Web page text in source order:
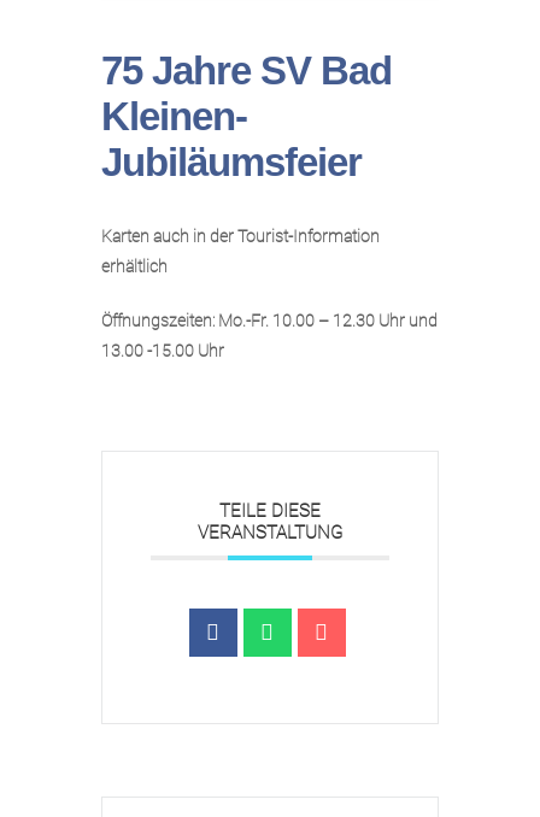
75 Jahre SV Bad
Kleinen-
Jubiläumsfeier
Karten auch in der Tourist-Information
erhältlich
Öffnungszeiten: Mo.-Fr. 10.00 – 12.30 Uhr und
13.00 -15.00 Uhr
TEILE DIESE
VERANSTALTUNG